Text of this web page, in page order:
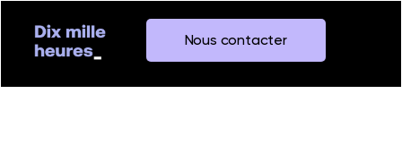
Nous contacter